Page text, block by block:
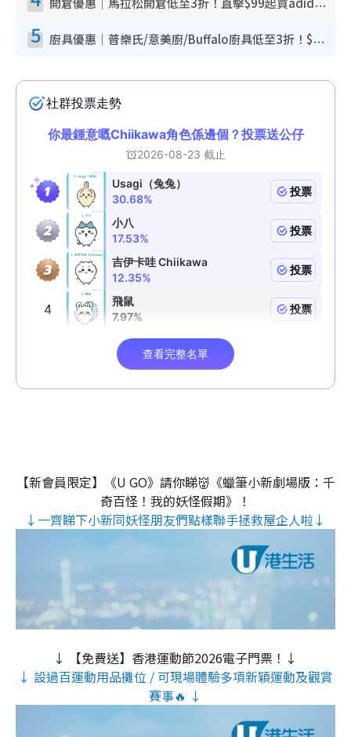
開倉優惠｜馬拉松開倉低至3折！直擊$99起買adidas／New Balance／Puma鞋款 STANLEY保溫杯劈價至$119起
5 廚具優惠｜普樂氏/意美廚/Buffalo廚具低至3折！$89起買煎鍋／炒鑊／個人鍋 同場小家電激減至$99起
【新會員限定】《U GO》請你睇👹《蠟筆小新劇場版：千
奇百怪！我的妖怪假期》！
↓一齊睇下小新同妖怪朋友們點樣聯手拯救屋企人啦↓
↓ 【免費送】香港運動節2026電子門票！↓
↓ 設過百運動用品攤位 / 可現場體驗多項新穎運動及觀賞
賽事🔥 ↓